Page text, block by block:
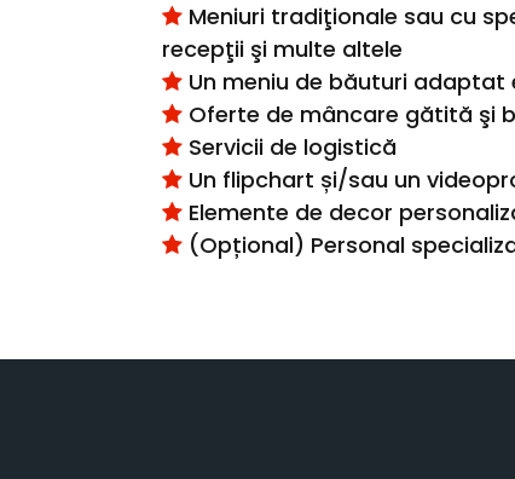
Meniuri tradiţionale sau cu
recepţii şi multe altele
Un meniu de băuturi
Oferte de mâncare gătită şi
Servicii de logistică
Un flipchart și/sau un
Elemente de decor
(Opțional) Personal